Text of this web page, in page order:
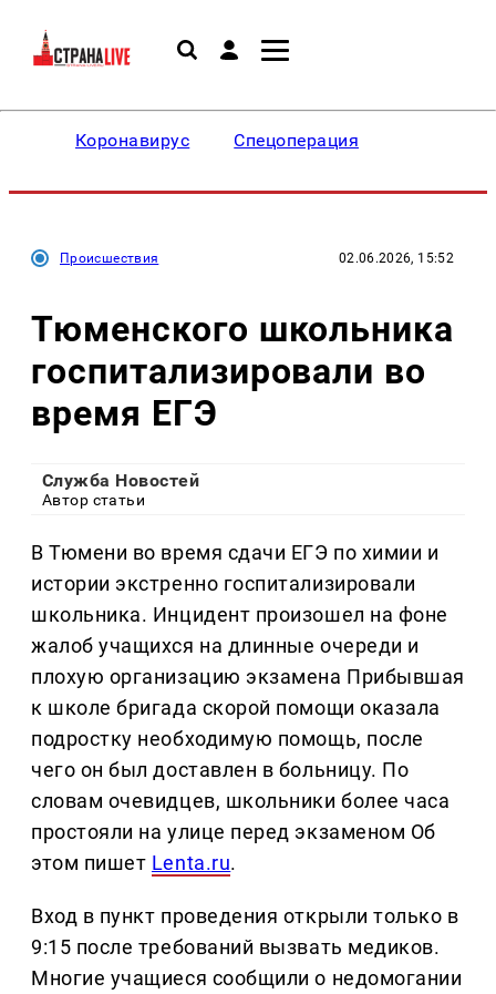
Коронавирус Спецоперация
Происшествия 02.06.2026, 15:52
Тюменского школьника
госпитализировали во
время ЕГЭ
Служба Новостей
Автор статьи
В Тюмени во время сдачи ЕГЭ по химии и
истории экстренно госпитализировали
школьника. Инцидент произошел на фоне
жалоб учащихся на длинные очереди и
плохую организацию экзамена Прибывшая
к школе бригада скорой помощи оказала
подростку необходимую помощь, после
чего он был доставлен в больницу. По
словам очевидцев, школьники более часа
простояли на улице перед экзаменом Об
этом пишет Lenta.ru.
Вход в пункт проведения открыли только в
9:15 после требований вызвать медиков.
Многие учащиеся сообщили о недомогании